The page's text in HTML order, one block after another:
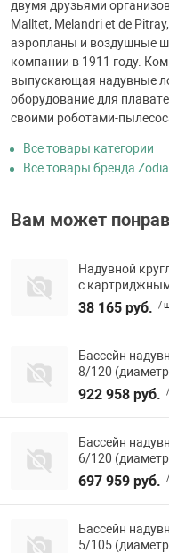
двумя друзьями
Malltet, Melandri et de
аэропланы и воздушные
компании в 1911 году.
выпускающая надувные
оборудование для
своими роботами-
Все товары категории
Все товары бренда
Вам может
Надувной
с
38 165 руб. /
Бассейн
8/120
922 958 руб.
Бассейн
6/120
697 959 руб.
Бассейн
5/105